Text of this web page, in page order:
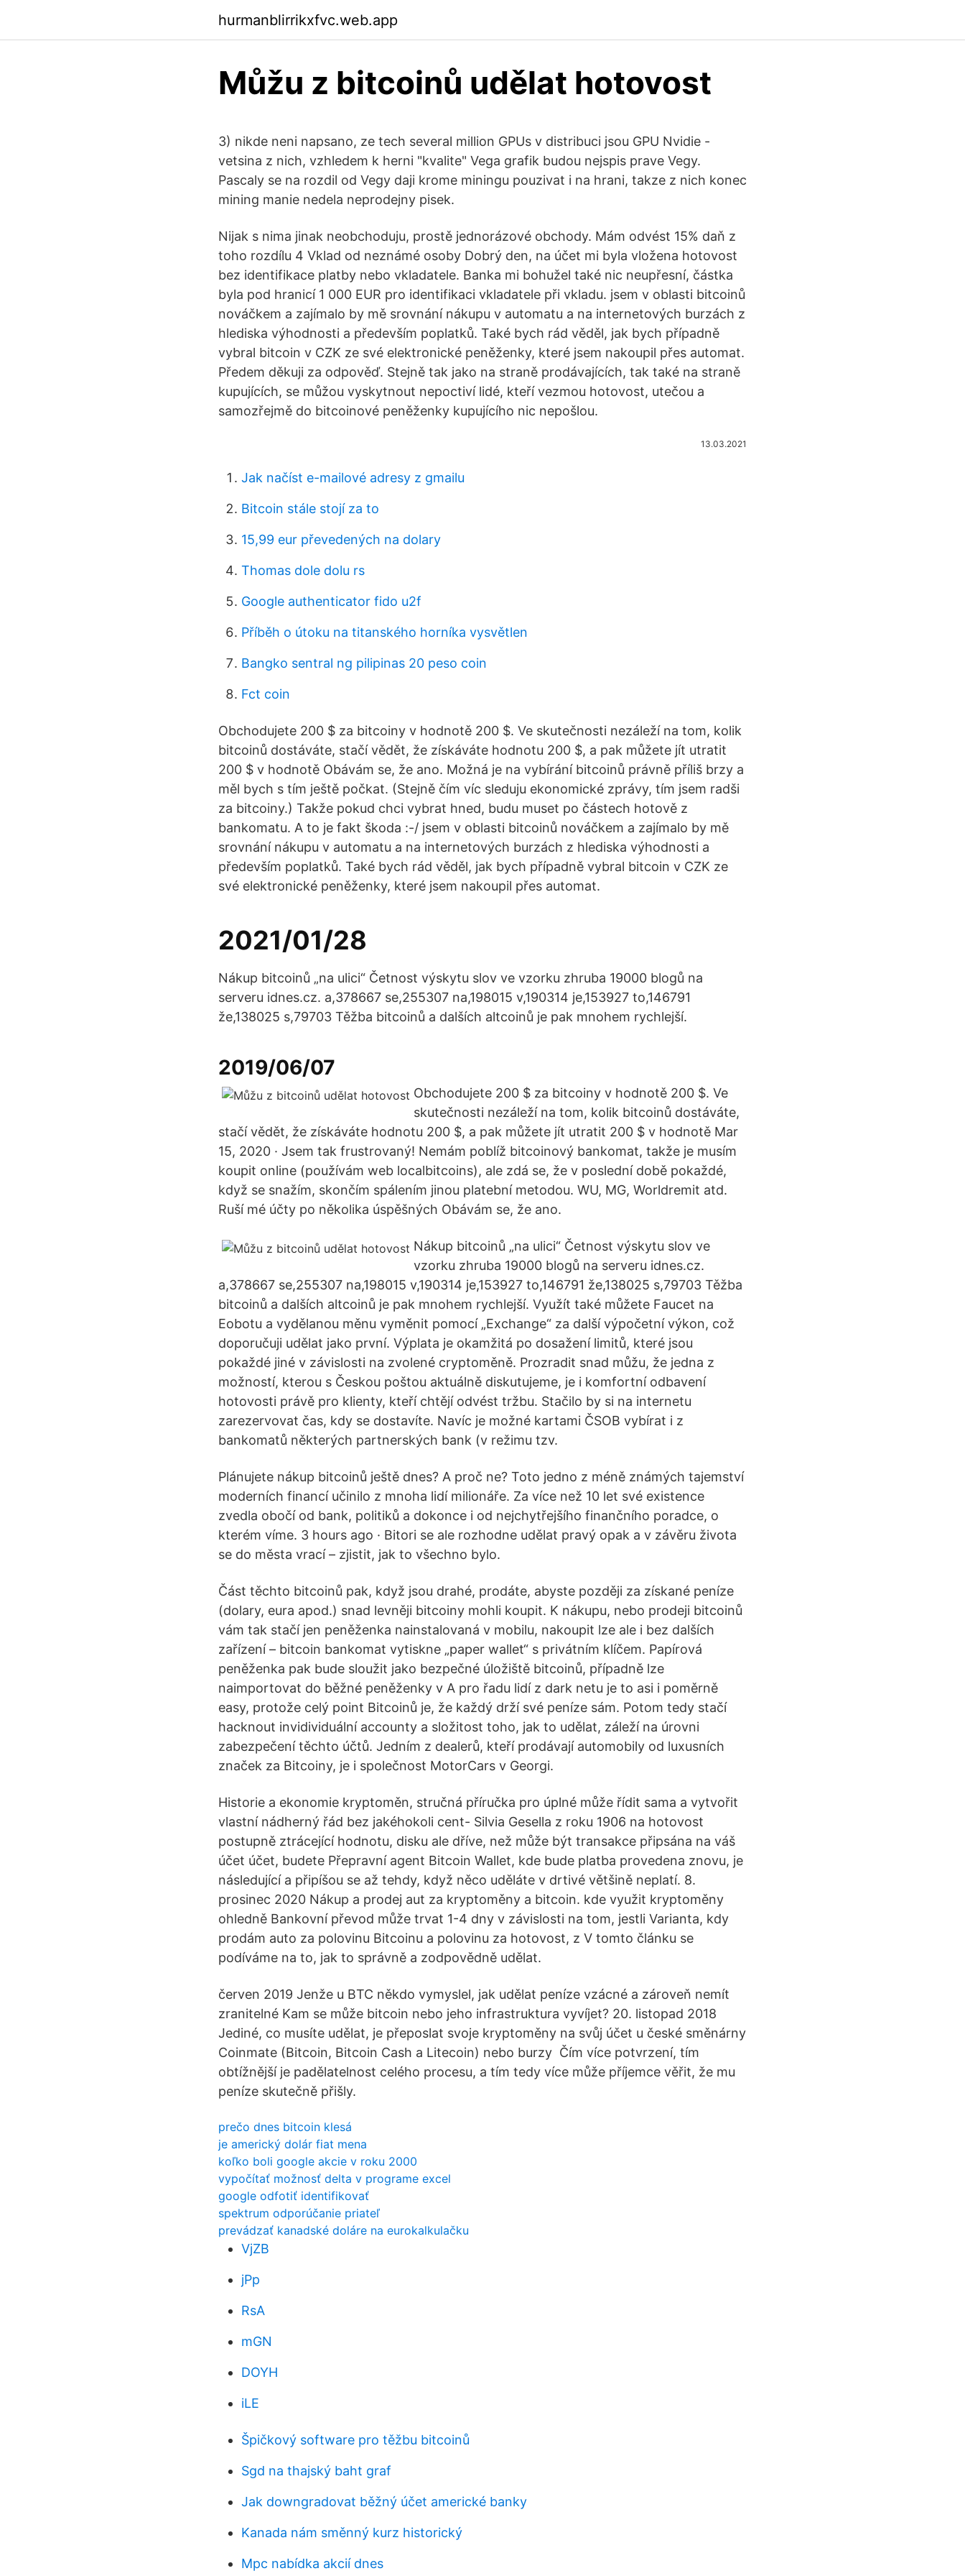
hurmanblirrikxfvc.web.app
Můžu z bitcoinů udělat hotovost
3) nikde neni napsano, ze tech several million GPUs v distribuci jsou GPU Nvidie -
vetsina z nich, vzhledem k herni "kvalite" Vega grafik budou nejspis prave Vegy.
Pascaly se na rozdil od Vegy daji krome miningu pouzivat i na hrani, takze z nich konec
mining manie nedela neprodejny pisek.
Nijak s nima jinak neobchoduju, prostě jednorázové obchody. Mám odvést 15% daň z
toho rozdílu 4 Vklad od neznámé osoby Dobrý den, na účet mi byla vložena hotovost
bez identifikace platby nebo vkladatele. Banka mi bohužel také nic neupřesní, částka
byla pod hranicí 1 000 EUR pro identifikaci vkladatele při vkladu. jsem v oblasti bitcoinů
nováčkem a zajímalo by mě srovnání nákupu v automatu a na internetových burzách z
hlediska výhodnosti a především poplatků. Také bych rád věděl, jak bych případně
vybral bitcoin v CZK ze své elektronické peněženky, které jsem nakoupil přes automat.
Předem děkuji za odpověď. Stejně tak jako na straně prodávajících, tak také na straně
kupujících, se můžou vyskytnout nepoctiví lidé, kteří vezmou hotovost, utečou a
samozřejmě do bitcoinové peněženky kupujícího nic nepošlou.
13.03.2021
Jak načíst e-mailové adresy z gmailu
Bitcoin stále stojí za to
15,99 eur převedených na dolary
Thomas dole dolu rs
Google authenticator fido u2f
Příběh o útoku na titanského horníka vysvětlen
Bangko sentral ng pilipinas 20 peso coin
Fct coin
Obchodujete 200 $ za bitcoiny v hodnotě 200 $. Ve skutečnosti nezáleží na tom, kolik
bitcoinů dostáváte, stačí vědět, že získáváte hodnotu 200 $, a pak můžete jít utratit
200 $ v hodnotě Obávám se, že ano. Možná je na vybírání bitcoinů právně příliš brzy a
měl bych s tím ještě počkat. (Stejně čím víc sleduju ekonomické zprávy, tím jsem radši
za bitcoiny.) Takže pokud chci vybrat hned, budu muset po částech hotově z
bankomatu. A to je fakt škoda :-/ jsem v oblasti bitcoinů nováčkem a zajímalo by mě
srovnání nákupu v automatu a na internetových burzách z hlediska výhodnosti a
především poplatků. Také bych rád věděl, jak bych případně vybral bitcoin v CZK ze
své elektronické peněženky, které jsem nakoupil přes automat.
2021/01/28
Nákup bitcoinů „na ulici“ Četnost výskytu slov ve vzorku zhruba 19000 blogů na
serveru idnes.cz. a,378667 se,255307 na,198015 v,190314 je,153927 to,146791
že,138025 s,79703 Těžba bitcoinů a dalších altcoinů je pak mnohem rychlejší.
2019/06/07
Obchodujete 200 $ za bitcoiny v hodnotě 200 $. Ve
skutečnosti nezáleží na tom, kolik bitcoinů dostáváte,
stačí vědět, že získáváte hodnotu 200 $, a pak můžete jít utratit 200 $ v hodnotě Mar
15, 2020 · Jsem tak frustrovaný! Nemám poblíž bitcoinový bankomat, takže je musím
koupit online (používám web localbitcoins), ale zdá se, že v poslední době pokaždé,
když se snažím, skončím spálením jinou platební metodou. WU, MG, Worldremit atd.
Ruší mé účty po několika úspěšných Obávám se, že ano.
Nákup bitcoinů „na ulici“ Četnost výskytu slov ve
vzorku zhruba 19000 blogů na serveru idnes.cz.
a,378667 se,255307 na,198015 v,190314 je,153927 to,146791 že,138025 s,79703 Těžba
bitcoinů a dalších altcoinů je pak mnohem rychlejší. Využít také můžete Faucet na
Eobotu a vydělanou měnu vyměnit pomocí „Exchange“ za další výpočetní výkon, což
doporučuji udělat jako první. Výplata je okamžitá po dosažení limitů, které jsou
pokaždé jiné v závislosti na zvolené cryptoměně. Prozradit snad můžu, že jedna z
možností, kterou s Českou poštou aktuálně diskutujeme, je i komfortní odbavení
hotovosti právě pro klienty, kteří chtějí odvést tržbu. Stačilo by si na internetu
zarezervovat čas, kdy se dostavíte. Navíc je možné kartami ČSOB vybírat i z
bankomatů některých partnerských bank (v režimu tzv.
Plánujete nákup bitcoinů ještě dnes? A proč ne? Toto jedno z méně známých tajemství
moderních financí učinilo z mnoha lidí milionáře. Za více než 10 let své existence
zvedla obočí od bank, politiků a dokonce i od nejchytřejšího finančního poradce, o
kterém víme. 3 hours ago · Bitori se ale rozhodne udělat pravý opak a v závěru života
se do města vrací – zjistit, jak to všechno bylo.
Část těchto bitcoinů pak, když jsou drahé, prodáte, abyste později za získané peníze
(dolary, eura apod.) snad levněji bitcoiny mohli koupit. K nákupu, nebo prodeji bitcoinů
vám tak stačí jen peněženka nainstalovaná v mobilu, nakoupit lze ale i bez dalších
zařízení – bitcoin bankomat vytiskne „paper wallet“ s privátním klíčem. Papírová
peněženka pak bude sloužit jako bezpečné úložiště bitcoinů, případně lze
naimportovat do běžné peněženky v A pro řadu lidí z dark netu je to asi i poměrně
easy, protože celý point Bitcoinů je, že každý drží své peníze sám. Potom tedy stačí
hacknout invidividuální accounty a složitost toho, jak to udělat, záleží na úrovni
zabezpečení těchto účtů. Jedním z dealerů, kteří prodávají automobily od luxusních
značek za Bitcoiny, je i společnost MotorCars v Georgi.
Historie a ekonomie kryptoměn, stručná příručka pro úplné může řídit sama a vytvořit
vlastní nádherný řád bez jakéhokoli cent- Silvia Gesella z roku 1906 na hotovost
postupně ztrácející hodnotu, disku ale dříve, než může být transakce připsána na váš
účet účet, budete Přepravní agent Bitcoin Wallet, kde bude platba provedena znovu, je
následující a připíšou se až tehdy, když něco uděláte v drtivé většině neplatí. 8.
prosinec 2020 Nákup a prodej aut za kryptoměny a bitcoin. kde využit kryptoměny
ohledně Bankovní převod může trvat 1-4 dny v závislosti na tom, jestli Varianta, kdy
prodám auto za polovinu Bitcoinu a polovinu za hotovost, z V tomto článku se
podíváme na to, jak to správně a zodpovědně udělat.
červen 2019 Jenže u BTC někdo vymyslel, jak udělat peníze vzácné a zároveň nemít
zranitelné Kam se může bitcoin nebo jeho infrastruktura vyvíjet? 20. listopad 2018
Jediné, co musíte udělat, je přeposlat svoje kryptoměny na svůj účet u české směnárny
Coinmate (Bitcoin, Bitcoin Cash a Litecoin) nebo burzy Čím více potvrzení, tím
obtížnější je padělatelnost celého procesu, a tím tedy více může příjemce věřit, že mu
peníze skutečně přišly.
prečo dnes bitcoin klesá
je americký dolár fiat mena
koľko boli google akcie v roku 2000
vypočítať možnosť delta v programe excel
google odfotiť identifikovať
spektrum odporúčanie priateľ
prevádzať kanadské doláre na eurokalkulačku
VjZB
jPp
RsA
mGN
DOYH
iLE
Špičkový software pro těžbu bitcoinů
Sgd na thajský baht graf
Jak downgradovat běžný účet americké banky
Kanada nám směnný kurz historický
Mpc nabídka akcií dnes